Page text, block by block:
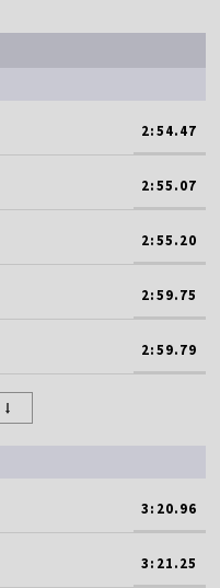
2:54.47
2:55.07
2:55.20
2:59.75
2:59.79
3:20.96
3:21.25